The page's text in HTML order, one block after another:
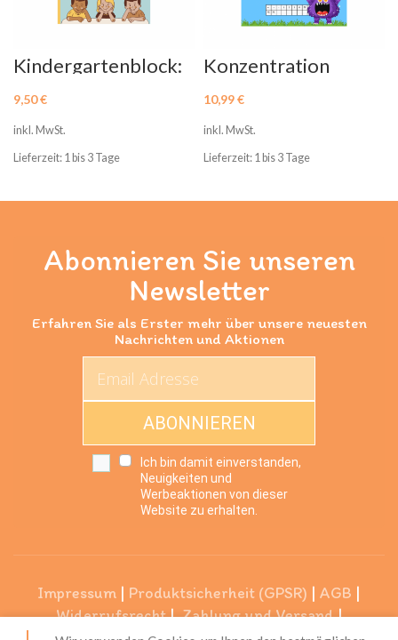
Kindergartenblock:
Schulvorbereitung
zu Hause
9,50€
inkl. MwSt.
Lieferzeit: 1 bis 3 Tage
Konzentration
Mathe Rätsel für
Schulkinder
10,99€
inkl. MwSt.
Lieferzeit: 1 bis 3 Tage
Abonnieren Sie unseren
Newsletter
Erfahren Sie als Erster mehr über unsere neuesten
Nachrichten und Aktionen
ABONNIEREN
Ich bin damit einverstanden,
Neuigkeiten und
Werbeaktionen von dieser
Website zu erhalten.
Impressum | Produktsicherheit (GPSR) | AGB |
Widerrufsrecht|Zahlung und Versand|